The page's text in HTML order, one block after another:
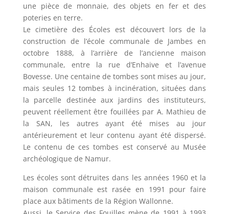
une pièce de monnaie, des objets en fer et des
poteries en terre.
Le cimetière des Écoles est découvert lors de la
construction de l’école communale de Jambes en
octobre 1888, à l’arrière de l’ancienne maison
communale, entre la rue d’Enhaive et l’avenue
Bovesse. Une centaine de tombes sont mises au jour,
mais seules 12 tombes à incinération, situées dans
la parcelle destinée aux jardins des instituteurs,
peuvent réellement être fouillées par A. Mathieu de
la SAN, les autres ayant été mises au jour
antérieurement et leur contenu ayant été dispersé.
Le contenu de ces tombes est conservé au Musée
archéologique de Namur.
Les écoles sont détruites dans les années 1960 et la
maison communale est rasée en 1991 pour faire
place aux bâtiments de la Région Wallonne.